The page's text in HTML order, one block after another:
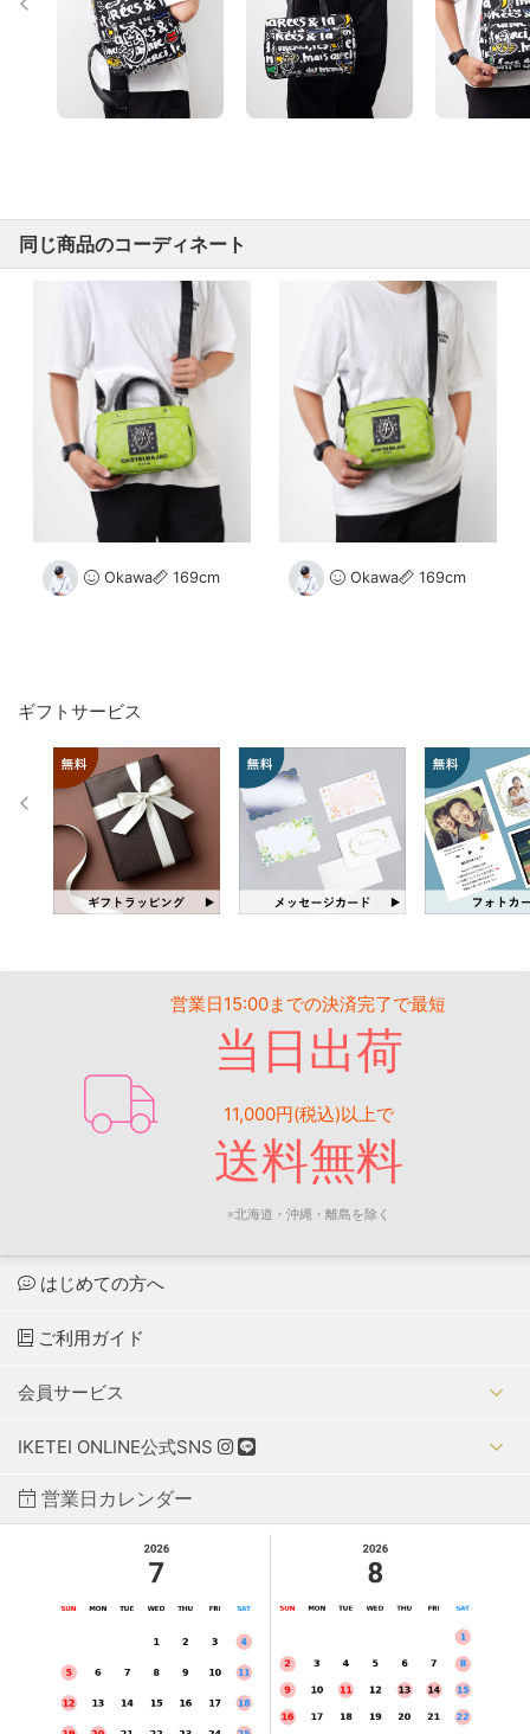
同じ商品のコーディネート
Okawa 169cm Okawa 169cm
ギフトサービス
営業日15:00までの決済完了で最短
当日出荷
11,000円(税込)以上で
送料無料
※北海道・沖縄・離島を除く
はじめての方へ
ご利用ガイド
会員サービス
IKETEI ONLINE公式SNS
営業日カレンダー